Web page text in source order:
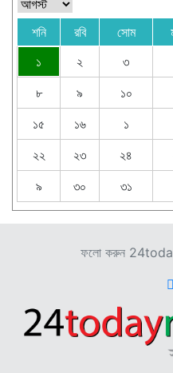
শনি রবি সোম
১
২ ৩
৮
৯ ১০
১৫
১৬ ১
২২
২৩ ২৪
৯
৩০ ৩১
ফলো করুন